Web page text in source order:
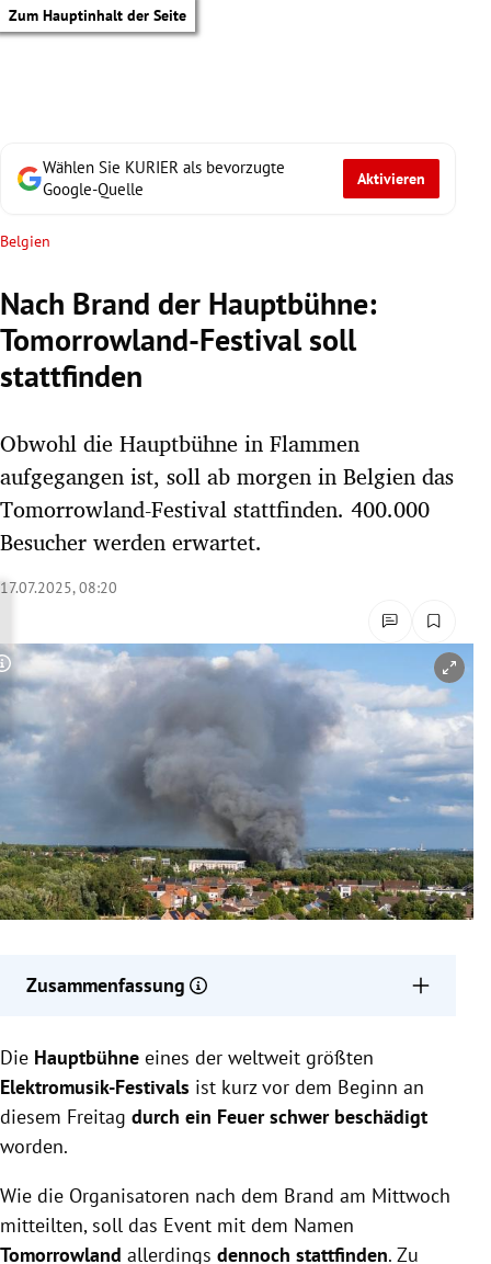
Zum Hauptinhalt der Seite
Untermenü
Untermenü
Untermenü
Untermenü
Untermenü
Untermenü
Wählen Sie KURIER als bevorzugte
Google-Quelle
Aktivieren
Belgien
Nach Brand der Hauptbühne:
Tomorrowland-Festival soll
stattfinden
Obwohl die Hauptbühne in Flammen
aufgegangen ist, soll ab morgen in Belgien das
Tomorrowland-Festival stattfinden. 400.000
Besucher werden erwartet.
17.07.2025, 08:20
Copyright-Hinweis öffnen/schließen
Zusammenfassung
Elektromusik-Festival, durch Feuer schwer
beschädigt.
Festival findet trotzdem statt, mit über 400.000
erwarteten Besuchern aus mehr als 200 Ländern.
Ursache des Brandes unklar; Festival mit über 600
Auftritten auf 16 Bühnen geplant.
Die Hauptbühne eines der weltweit größten
Elektromusik-Festivals ist kurz vor dem Beginn an
diesem Freitag durch ein Feuer schwer beschädigt
worden.
Wie die Organisatoren nach dem Brand am Mittwoch
mitteilten, soll das Event mit dem Namen
Tomorrowland allerdings dennoch stattfinden. Zu